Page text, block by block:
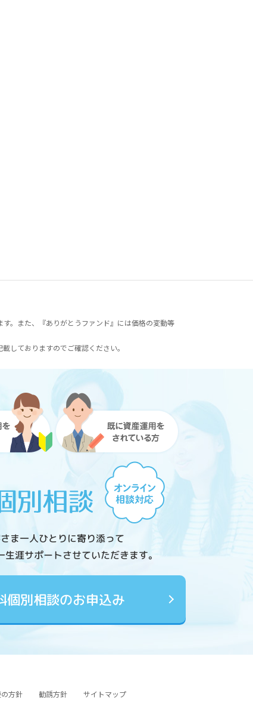
。また、『ありがとうファンド』には価格の変動等
しておりますのでご確認ください。
ま一人ひとりに寄り添って
生涯サポートさせていただきます。
個別相談のお申込み
方針 勧誘方針 サイトマップ